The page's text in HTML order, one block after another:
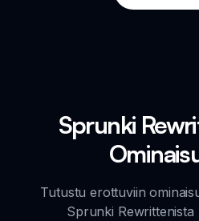
Sprunki
Tutustu erottuviin
Sprunki Rewrittenista